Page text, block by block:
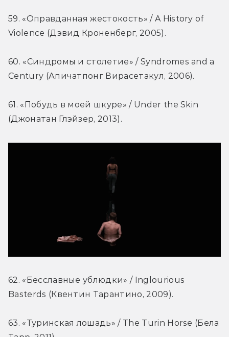
59. «Оправданная жестокость» / A History of
Violence (Дэвид Кроненберг, 2005).
60. «Синдромы и столетие» / Syndromes and a
Century (Апичатпонг Вирасетакул, 2006).
61. «Побудь в моей шкуре» / Under the Skin
(Джонатан Глэйзер, 2013).
62. «Бесславные ублюдки» / Inglourious
Basterds (Квентин Тарантино, 2009).
63. «Туринская лошадь» / The Turin Horse (Бела